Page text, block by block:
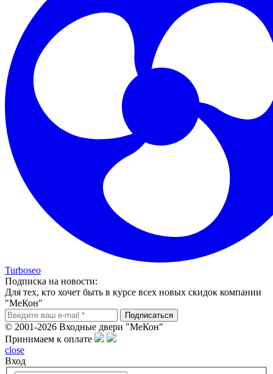
Turboseo
Подписка на новости:
Для тех, кто хочет быть в курсе всех новых скидок компании
"МеКон"
© 2001-2026 Входные двери "МеКон"
Принимаем к оплате
close
Вход